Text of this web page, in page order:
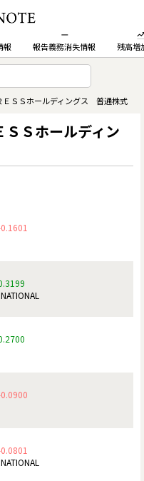
報 報告義務消失情報 残高増
ＳＳホールディングス 普通株式
Ｓホールディン